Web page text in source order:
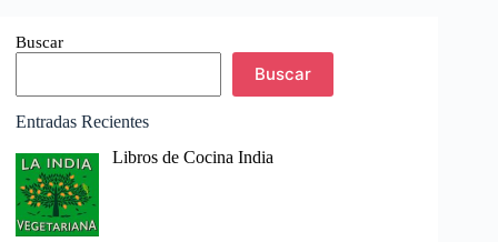
Buscar
Buscar
Entradas Recientes
Libros de Cocina India